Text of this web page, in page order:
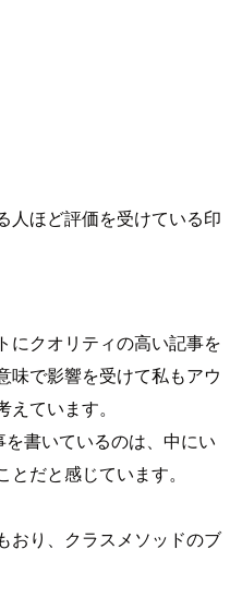
人ほど評価を受けている印
にクオリティの高い記事を
味で影響を受けて私もアウ
ています。
を書いているのは、中にい
だと感じています。
おり、クラスメソッドのブ